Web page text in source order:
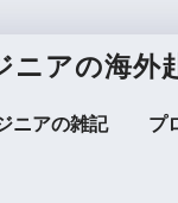
ニアの海外
ニアの雑記 プ